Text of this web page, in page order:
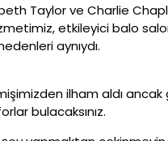
Taylor ve Charlie
etkileyici balo
aynıydı.
ilham aldı
bulacaksınız.